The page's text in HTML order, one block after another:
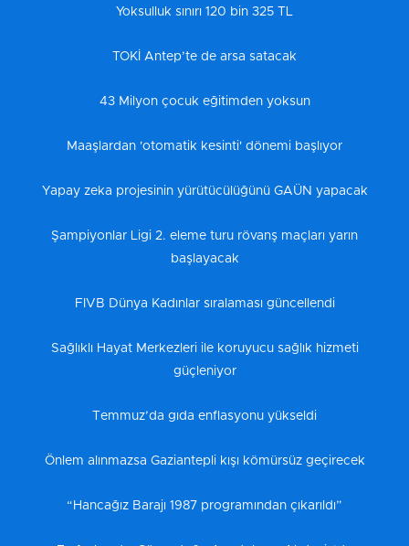
Yoksulluk sınırı 120 bin 325 TL
TOKİ Antep’te de arsa satacak
43 Milyon çocuk eğitimden yoksun
Maaşlardan 'otomatik kesinti' dönemi başlıyor
Yapay zeka projesinin yürütücülüğünü GAÜN yapacak
Şampiyonlar Ligi 2. eleme turu rövanş maçları yarın
başlayacak
FIVB Dünya Kadınlar sıralaması güncellendi
Sağlıklı Hayat Merkezleri ile koruyucu sağlık hizmeti
güçleniyor
Temmuz’da gıda enflasyonu yükseldi
Önlem alınmazsa Gaziantepli kışı kömürsüz geçirecek
“Hancağız Barajı 1987 programından çıkarıldı”